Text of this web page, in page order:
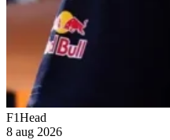
F1Head
8 aug 2026